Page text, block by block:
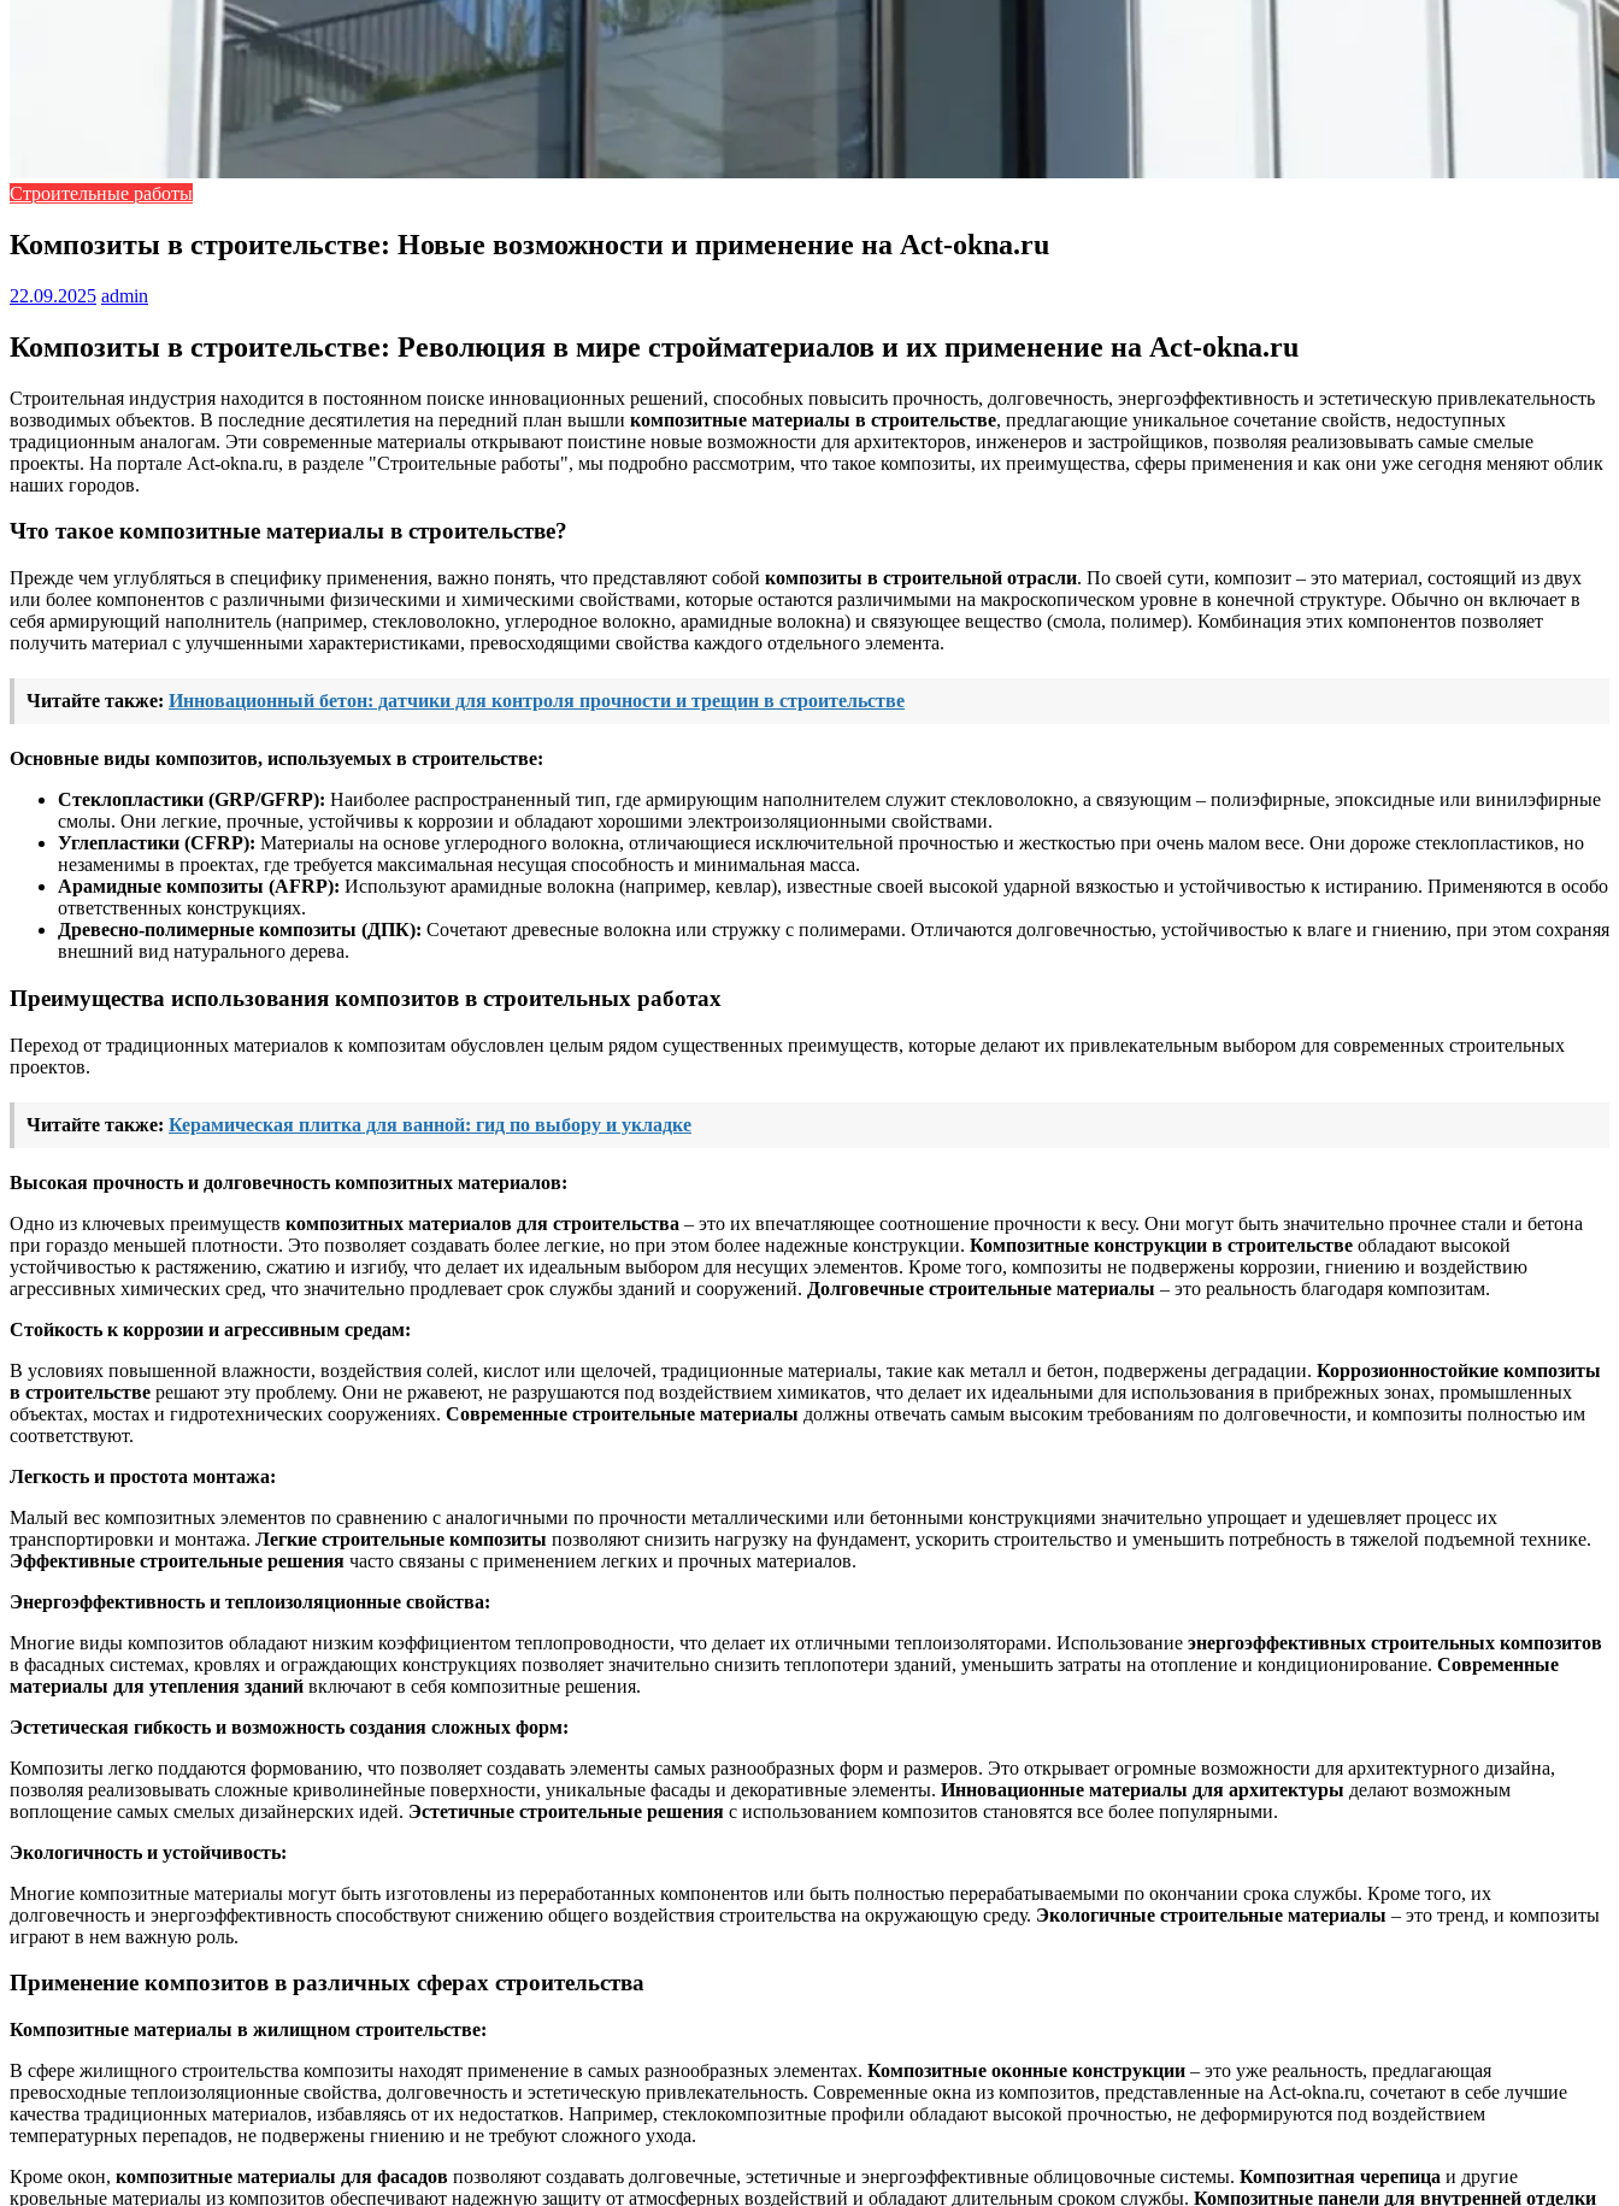
Строительные работы
Композиты в строительстве: Новые возможности и применение на Act-okna.ru
22.09.2025 admin
Композиты в строительстве: Революция в мире стройматериалов и их применение на Act-okna.ru
Строительная индустрия находится в постоянном поиске инновационных решений, способных повысить прочность, долговечность, энергоэффективность и эстетическую привлекательность
возводимых объектов. В последние десятилетия на передний план вышли композитные материалы в строительстве, предлагающие уникальное сочетание свойств, недоступных
традиционным аналогам. Эти современные материалы открывают поистине новые возможности для архитекторов, инженеров и застройщиков, позволяя реализовывать самые смелые
проекты. На портале Act-okna.ru, в разделе "Строительные работы", мы подробно рассмотрим, что такое композиты, их преимущества, сферы применения и как они уже сегодня меняют облик
наших городов.
Что такое композитные материалы в строительстве?
Прежде чем углубляться в специфику применения, важно понять, что представляют собой композиты в строительной отрасли. По своей сути, композит – это материал, состоящий из двух
или более компонентов с различными физическими и химическими свойствами, которые остаются различимыми на макроскопическом уровне в конечной структуре. Обычно он включает в
себя армирующий наполнитель (например, стекловолокно, углеродное волокно, арамидные волокна) и связующее вещество (смола, полимер). Комбинация этих компонентов позволяет
получить материал с улучшенными характеристиками, превосходящими свойства каждого отдельного элемента.
Читайте также: Инновационный бетон: датчики для контроля прочности и трещин в строительстве
Основные виды композитов, используемых в строительстве:
Стеклопластики (GRP/GFRP): Наиболее распространенный тип, где армирующим наполнителем служит стекловолокно, а связующим – полиэфирные, эпоксидные или винилэфирные
смолы. Они легкие, прочные, устойчивы к коррозии и обладают хорошими электроизоляционными свойствами.
Углепластики (CFRP): Материалы на основе углеродного волокна, отличающиеся исключительной прочностью и жесткостью при очень малом весе. Они дороже стеклопластиков, но
незаменимы в проектах, где требуется максимальная несущая способность и минимальная масса.
Арамидные композиты (AFRP): Используют арамидные волокна (например, кевлар), известные своей высокой ударной вязкостью и устойчивостью к истиранию. Применяются в особо
ответственных конструкциях.
Древесно-полимерные композиты (ДПК): Сочетают древесные волокна или стружку с полимерами. Отличаются долговечностью, устойчивостью к влаге и гниению, при этом сохраняя
внешний вид натурального дерева.
Преимущества использования композитов в строительных работах
Переход от традиционных материалов к композитам обусловлен целым рядом существенных преимуществ, которые делают их привлекательным выбором для современных строительных
проектов.
Читайте также: Керамическая плитка для ванной: гид по выбору и укладке
Высокая прочность и долговечность композитных материалов:
Одно из ключевых преимуществ композитных материалов для строительства – это их впечатляющее соотношение прочности к весу. Они могут быть значительно прочнее стали и бетона
при гораздо меньшей плотности. Это позволяет создавать более легкие, но при этом более надежные конструкции. Композитные конструкции в строительстве обладают высокой
устойчивостью к растяжению, сжатию и изгибу, что делает их идеальным выбором для несущих элементов. Кроме того, композиты не подвержены коррозии, гниению и воздействию
агрессивных химических сред, что значительно продлевает срок службы зданий и сооружений. Долговечные строительные материалы – это реальность благодаря композитам.
Стойкость к коррозии и агрессивным средам:
В условиях повышенной влажности, воздействия солей, кислот или щелочей, традиционные материалы, такие как металл и бетон, подвержены деградации. Коррозионностойкие композиты
в строительстве решают эту проблему. Они не ржавеют, не разрушаются под воздействием химикатов, что делает их идеальными для использования в прибрежных зонах, промышленных
объектах, мостах и гидротехнических сооружениях. Современные строительные материалы должны отвечать самым высоким требованиям по долговечности, и композиты полностью им
соответствуют.
Легкость и простота монтажа:
Малый вес композитных элементов по сравнению с аналогичными по прочности металлическими или бетонными конструкциями значительно упрощает и удешевляет процесс их
транспортировки и монтажа. Легкие строительные композиты позволяют снизить нагрузку на фундамент, ускорить строительство и уменьшить потребность в тяжелой подъемной технике.
Эффективные строительные решения часто связаны с применением легких и прочных материалов.
Энергоэффективность и теплоизоляционные свойства:
Многие виды композитов обладают низким коэффициентом теплопроводности, что делает их отличными теплоизоляторами. Использование энергоэффективных строительных композитов
в фасадных системах, кровлях и ограждающих конструкциях позволяет значительно снизить теплопотери зданий, уменьшить затраты на отопление и кондиционирование. Современные
материалы для утепления зданий включают в себя композитные решения.
Эстетическая гибкость и возможность создания сложных форм:
Композиты легко поддаются формованию, что позволяет создавать элементы самых разнообразных форм и размеров. Это открывает огромные возможности для архитектурного дизайна,
позволяя реализовывать сложные криволинейные поверхности, уникальные фасады и декоративные элементы. Инновационные материалы для архитектуры делают возможным
воплощение самых смелых дизайнерских идей. Эстетичные строительные решения с использованием композитов становятся все более популярными.
Экологичность и устойчивость:
Многие композитные материалы могут быть изготовлены из переработанных компонентов или быть полностью перерабатываемыми по окончании срока службы. Кроме того, их
долговечность и энергоэффективность способствуют снижению общего воздействия строительства на окружающую среду. Экологичные строительные материалы – это тренд, и композиты
играют в нем важную роль.
Применение композитов в различных сферах строительства
Композитные материалы в жилищном строительстве:
В сфере жилищного строительства композиты находят применение в самых разнообразных элементах. Композитные оконные конструкции – это уже реальность, предлагающая
превосходные теплоизоляционные свойства, долговечность и эстетическую привлекательность. Современные окна из композитов, представленные на Act-okna.ru, сочетают в себе лучшие
качества традиционных материалов, избавляясь от их недостатков. Например, стеклокомпозитные профили обладают высокой прочностью, не деформируются под воздействием
температурных перепадов, не подвержены гниению и не требуют сложного ухода.
Кроме окон, композитные материалы для фасадов позволяют создавать долговечные, эстетичные и энергоэффективные облицовочные системы. Композитная черепица и другие
кровельные материалы из композитов обеспечивают надежную защиту от атмосферных воздействий и обладают длительным сроком службы. Композитные панели для внутренней отделки